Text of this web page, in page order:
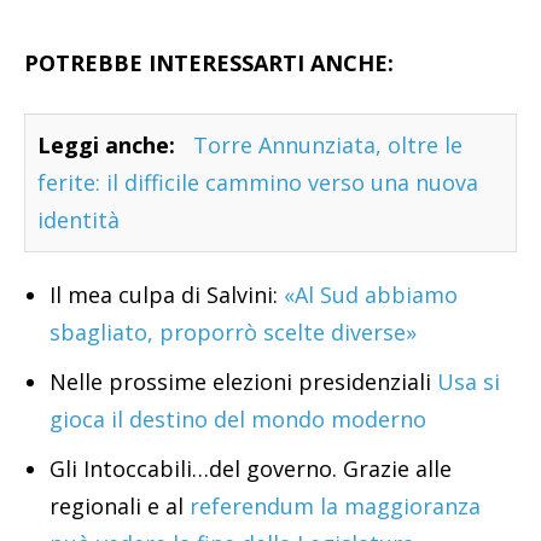
POTREBBE INTERESSARTI ANCHE:
Leggi anche:
Torre Annunziata, oltre le
ferite: il difficile cammino verso una nuova
identità
Il mea culpa di Salvini: «Al Sud abbiamo
sbagliato, proporrò scelte diverse»
Nelle prossime elezioni presidenziali Usa si
gioca il destino del mondo moderno
Gli Intoccabili…del governo. Grazie alle
regionali e al referendum la maggioranza